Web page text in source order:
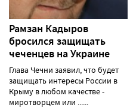
Рамзан Кадыров
бросился защищать
чеченцев на Украине
Глава Чечни заявил, что будет
защищать интересы России в
Крыму в любом качестве -
миротворцем или ......